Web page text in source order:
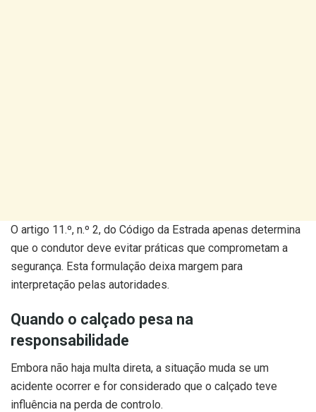
O artigo 11.º, n.º 2, do Código da Estrada apenas determina
que o condutor deve evitar práticas que comprometam a
segurança. Esta formulação deixa margem para
interpretação pelas autoridades.
Quando o calçado pesa na
responsabilidade
Embora não haja multa direta, a situação muda se um
acidente ocorrer e for considerado que o calçado teve
influência na perda de controlo.